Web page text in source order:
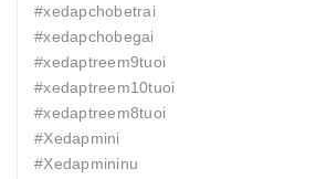
#xedapchobetrai
#xedapchobegai
#xedaptreem9tuoi
#xedaptreem10tuoi
#xedaptreem8tuoi
#Xedapmini
#Xedapmininu